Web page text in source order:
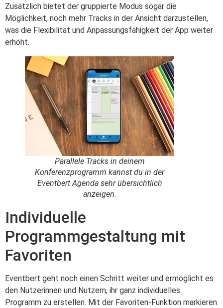
Zusätzlich bietet der gruppierte Modus sogar die
Möglichkeit, noch mehr Tracks in der Ansicht darzustellen,
was die Flexibilität und Anpassungsfähigkeit der App weiter
erhöht.
Parallele Tracks in deinem
Konferenzprogramm kannst du in der
Eventbert Agenda sehr übersichtlich
anzeigen.
Individuelle
Programmgestaltung mit
Favoriten
Eventbert geht noch einen Schritt weiter und ermöglicht es
den Nutzerinnen und Nutzern, ihr ganz individuelles
Programm zu erstellen. Mit der Favoriten-Funktion markieren